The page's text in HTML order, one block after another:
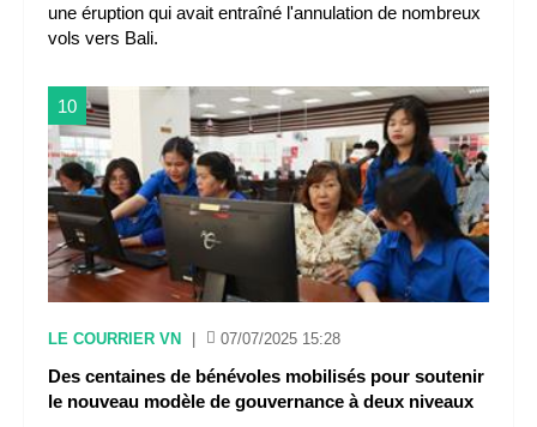
une éruption qui avait entraîné l'annulation de nombreux
vols vers Bali.
10
LE COURRIER VN 07/07/2025 15:28
Des centaines de bénévoles mobilisés pour soutenir
le nouveau modèle de gouvernance à deux niveaux